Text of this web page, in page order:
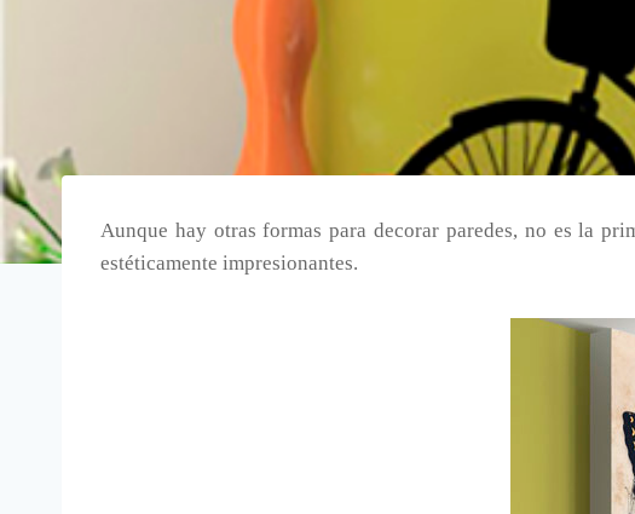
Aunque hay otras formas para decorar paredes, no es la
estéticamente impresionantes.